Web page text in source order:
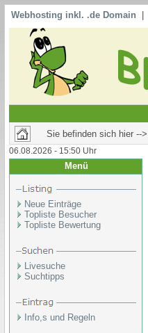
Webhosting inkl. .de Domain
Sie befinden sich hier --
06.08.2026 - 15:50 Uhr
Menü
Neue Einträge
Topliste Besucher
Topliste Bewertung
Livesuche
Suchtipps
Info,s und Regeln